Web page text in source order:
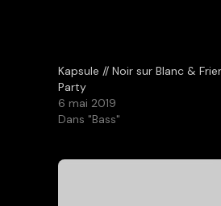
Kapsule // Noir sur Blanc &
Party
6 mai 2019
Dans "Bass"